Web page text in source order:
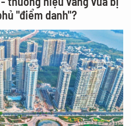
"điểm danh"?